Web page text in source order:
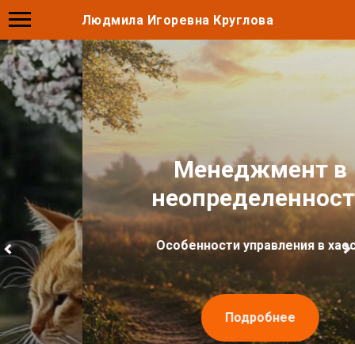
Людмила Игоревна Круглова
Менеджмент в
неопределенности
Особенности управления в хаосе
Подробнее